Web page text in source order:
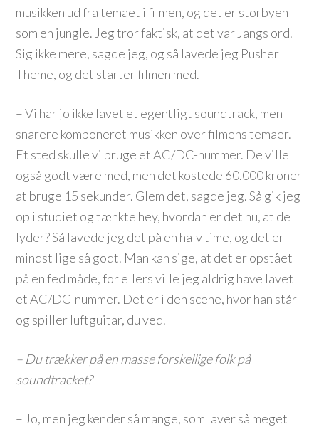
musikken ud fra temaet i filmen, og det er storbyen
som en jungle. Jeg tror faktisk, at det var Jangs ord.
Sig ikke mere, sagde jeg, og så lavede jeg Pusher
Theme, og det starter filmen med.
– Vi har jo ikke lavet et egentligt soundtrack, men
snarere komponeret musikken over filmens temaer.
Et sted skulle vi bruge et AC/DC-nummer. De ville
også godt være med, men det kostede 60.000 kroner
at bruge 15 sekunder. Glem det, sagde jeg. Så gik jeg
op i studiet og tænkte hey, hvordan er det nu, at de
lyder? Så lavede jeg det på en halv time, og det er
mindst lige så godt. Man kan sige, at det er opstået
på en fed måde, for ellers ville jeg aldrig have lavet
et AC/DC-nummer. Det er i den scene, hvor han står
og spiller luftguitar, du ved.
– Du trækker på en masse forskellige folk på
soundtracket?
– Jo, men jeg kender så mange, som laver så meget